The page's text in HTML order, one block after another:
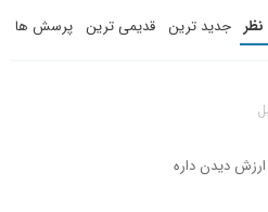
نظر جدید ترین قدیمی ترین پرسش ها